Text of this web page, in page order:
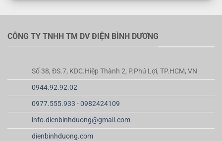
CÔNG TY TNHH TM DV ĐIỆN BÌNH DƯƠNG
Số 38, ĐS.7, KDC.Hiệp Thành 2, P.Phú Lợi, TP.HCM, VN
0944.92.92.02
0977.555.933 -0982424109
info.dienbinhduong@gmail.com
dienbinhduong.com